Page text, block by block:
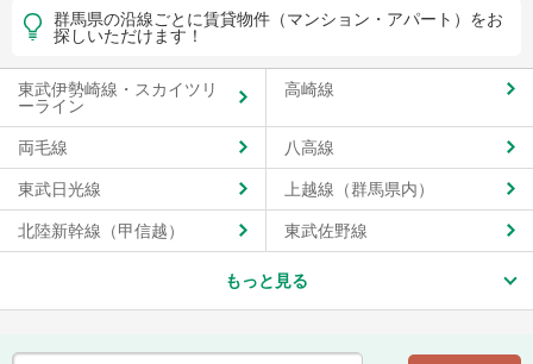
群馬県の沿線ごとに賃貸物件（マンション・アパート）をお
探しいただけます！
東武伊勢崎線・スカイツリ
ーライン
高崎線
両毛線 八高線
東武日光線 上越線（群馬県内）
北陸新幹線（甲信越） 東武佐野線
もっと見る